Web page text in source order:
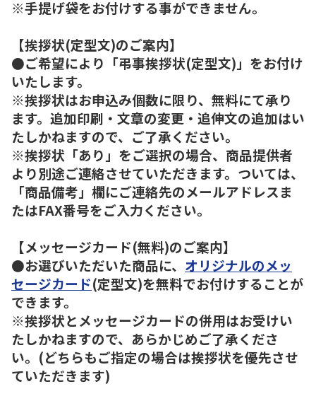
※手提げ袋をお付けする事ができません。
【挨拶状(定型文)のご案内】
●ご希望により「弔事挨拶状(定型文)」をお付け
いたします。
※挨拶状はお申込み個数に限り、無料にて承り
ます。追加印刷・文章の変更・追伸文の追加はい
たしかねますので、ご了承ください。
※挨拶状「あり」をご選択の場合、商品提供者
より別途ご連絡させていただきます。ついては、
「商品備考」欄にご連絡先のメールアドレスま
たはFAX番号をご入力ください。
【メッセージカード(無料)のご案内】
●お選びいただいた商品に、 オリジナルのメッ
セージカード(定型文)を無料でお付けすることが
できます。
※挨拶状とメッセージカードの併用はお受けい
たしかねますので、あらかじめご了承くださ
い。(どちらもご指定の場合は挨拶状を優先させ
ていただきます)